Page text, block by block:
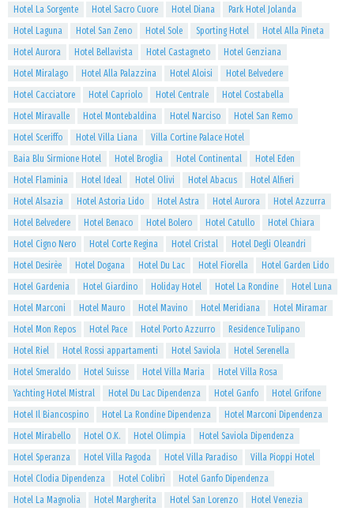
Hotel La Sorgente
Hotel Sacro Cuore Hotel Diana
Park Hotel Jolanda
Hotel Laguna
Hotel San Zeno Hotel Sole Sporting Hotel
Hotel Alla Pineta
Hotel Aurora
Hotel Bellavista Hotel Castagneto
Hotel Genziana
Hotel Miralago
Hotel Alla Palazzina Hotel Aloisi
Hotel Belvedere
Hotel Cacciatore
Hotel Capriolo Hotel Centrale
Hotel Costabella
Hotel Miravalle
Hotel Montebaldina Hotel Narciso
Hotel San Remo
Hotel Sceriffo
Hotel Villa Liana
Villa Cortine Palace Hotel
Baia Blu Sirmione Hotel
Hotel Broglia Hotel Continental
Hotel Eden
Hotel Flaminia
Hotel Ideal Hotel Olivi Hotel Abacus
Hotel Alfieri
Hotel Alsazia
Hotel Astoria Lido Hotel Astra Hotel Aurora
Hotel Azzurra
Hotel Belvedere
Hotel Benaco Hotel Bolero Hotel Catullo
Hotel Chiara
Hotel Cigno Nero
Hotel Corte Regina Hotel Cristal
Hotel Degli Oleandri
Hotel Desirèe
Hotel Dogana Hotel Du Lac Hotel Fiorella
Hotel Garden Lido
Hotel Gardenia
Hotel Giardino Holiday Hotel Hotel La Rondine
Hotel Luna
Hotel Marconi
Hotel Mauro Hotel Mavino Hotel Meridiana
Hotel Miramar
Hotel Mon Repos
Hotel Pace Hotel Porto Azzurro
Residence Tulipano
Hotel Riel
Hotel Rossi appartamenti Hotel Saviola
Hotel Serenella
Hotel Smeraldo
Hotel Suisse Hotel Villa Maria
Hotel Villa Rosa
Yachting Hotel Mistral
Hotel Du Lac Dipendenza Hotel Ganfo
Hotel Grifone
Hotel Il Biancospino
Hotel La Rondine Dipendenza
Hotel Marconi Dipendenza
Hotel Mirabello
Hotel O.K. Hotel Olimpia
Hotel Saviola Dipendenza
Hotel Speranza
Hotel Villa Pagoda Hotel Villa Paradiso
Villa Pioppi Hotel
Hotel Clodia Dipendenza
Hotel Colibrì
Hotel Ganfo Dipendenza
Hotel La Magnolia
Hotel Margherita Hotel San Lorenzo
Hotel Venezia